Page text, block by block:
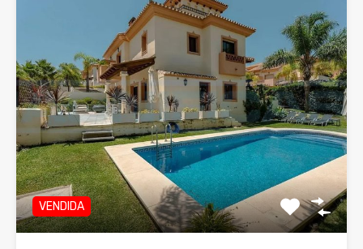
VENDIDA